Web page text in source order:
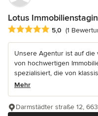
Lotus
Durchschnittliche
5,0 (1
Unsere Agentur ist auf
von hochwertigen
spezialisiert, die von
Mehr
Darmstädter straße 12,